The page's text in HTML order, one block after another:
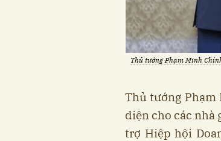
Thủ tướng Phạm Minh
Thủ tướng Phạm
diện cho các nhà
trợ Hiệp hội